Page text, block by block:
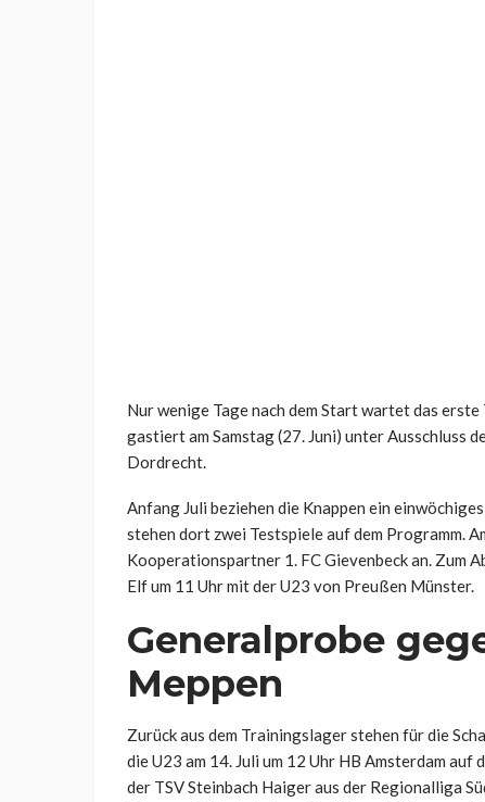
Nur wenige Tage nach dem Start wartet das
gastiert am Samstag (27. Juni) unter
Dordrecht.
Anfang Juli beziehen die Knappen ein
stehen dort zwei Testspiele auf dem Programm.
Kooperationspartner 1. FC Gievenbeck an. Zum
Elf um 11 Uhr mit der U23 von Preußen Münster.
Generalprobe
Meppen
Zurück aus dem Trainingslager stehen für die
die U23 am 14. Juli um 12 Uhr HB Amsterdam auf
der TSV Steinbach Haiger aus der Regionalliga